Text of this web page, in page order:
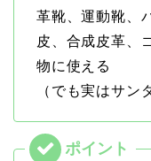
革靴、運動靴、
皮、合成皮革、
物に使える
（でも実はサン